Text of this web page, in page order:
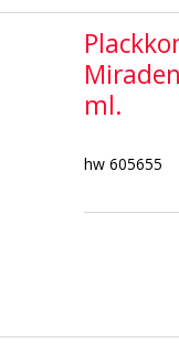
ml.
hw 605655